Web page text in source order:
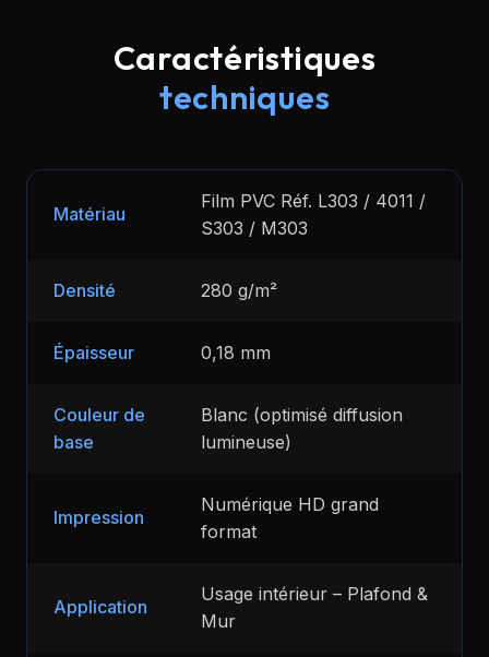
Caractéristiques
techniques
Matériau
Film PVC Réf. L303 / 4011 /
S303 / M303
Densité 280 g/m²
Épaisseur 0,18 mm
Couleur de
base
Blanc (optimisé diffusion
lumineuse)
Impression
Numérique HD grand
format
Application
Usage intérieur – Plafond &
Mur